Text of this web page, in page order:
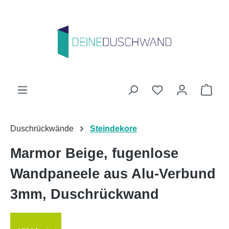
Du hast 0
Duschrückwände Steindekore
Marmor Beige, fugenlose
Wandpaneele aus Alu-Verbund
3mm, Duschrückwand